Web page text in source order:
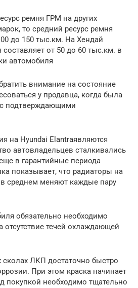
ремня ГРМ на других
то средний ресурс ремня
до 150 тыс.км. На Хендай
составляет от 50 до 60 тыс.км. в
автомобиля
внимание на состояние
у продавца, когда была
подтверждающими
на Hyundai Elantraявляются
автовладельцев сталкивались
в гарантийные периода
показывает, что радиаторы на
среднем меняют каждые пару
обязательно необходимо
отсутствие течей охлаждающей
ЛКП достаточно быстро
При этом краска начинает
покупкой необходимо тщательно